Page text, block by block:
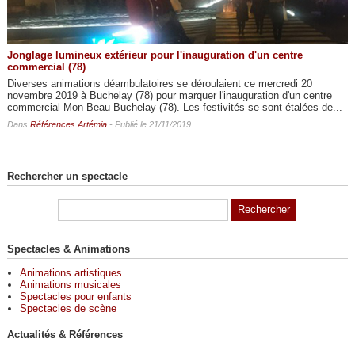
Jonglage lumineux extérieur pour l'inauguration d'un centre
commercial (78)
Diverses animations déambulatoires se déroulaient ce mercredi 20
novembre 2019 à Buchelay (78) pour marquer l'inauguration d'un centre
commercial Mon Beau Buchelay (78). Les festivités se sont étalées de...
Dans Références Artémia- Publié le 21/11/2019
Rechercher un spectacle
Spectacles & Animations
Animations artistiques
Animations musicales
Spectacles pour enfants
Spectacles de scène
Actualités & Références